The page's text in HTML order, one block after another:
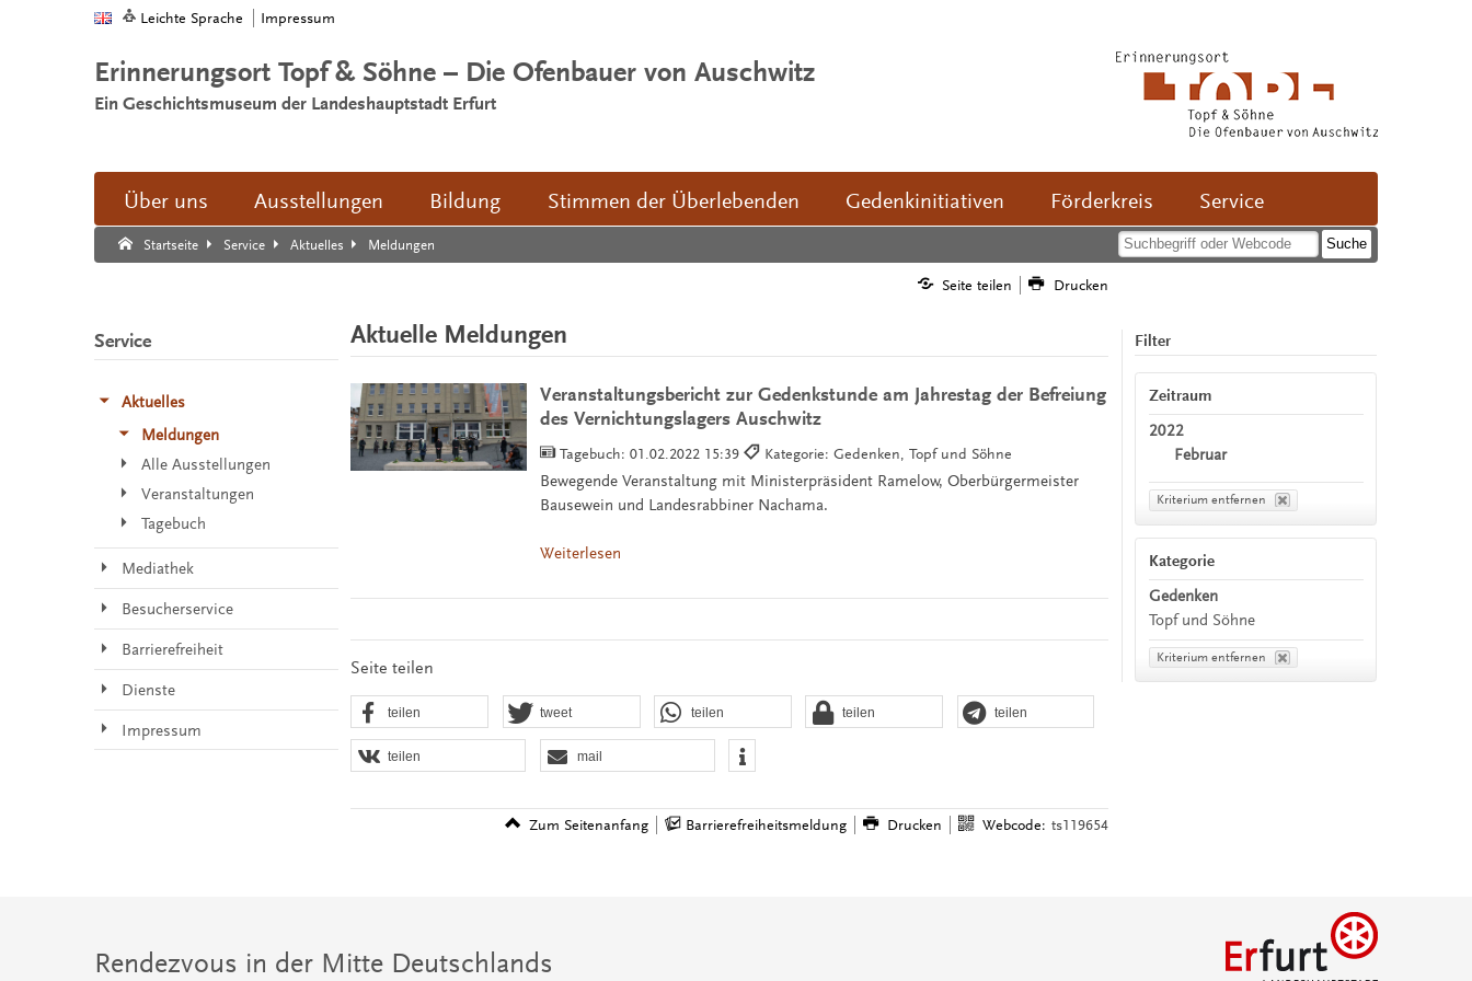
Leichte Sprache Impressum
Erinnerungsort Topf & Söhne – Die Ofenbauer von Auschwitz
Ein Geschichtsmuseum der Landeshauptstadt Erfurt
Über uns Ausstellungen Bildung Stimmen der Überlebenden Gedenkinitiativen Förderkreis Service
Startseite Service Aktuelles Meldungen
Suche:
Suche Ende.
Seite teilen Drucken
Aktuelle Meldungen
Veranstaltungsbericht zur Gedenkstunde am Jahrestag der Befreiung
des Vernichtungslagers Auschwitz
Tagebuch:01.02.2022 15:39 Kategorie: Gedenken, Topf und Söhne
Bewegende Veranstaltung mit Ministerpräsident Ramelow, Oberbürgermeister
Bausewein und Landesrabbiner Nachama.
Weiterlesen
Seite teilen
teilen tweet teilen teilen teilen
teilen mail
Zum Seitenanfang Barrierefreiheitsmeldung Drucken Webcode: ts119654
Filter
Zeitraum
2022
Februar
Kriterium entfernen
Kategorie
Gedenken
Topf und Söhne
Kriterium entfernen
Service
Aktuelles
Meldungen
Alle Ausstellungen
Veranstaltungen
Tagebuch
Mediathek
Besucherservice
Barrierefreiheit
Dienste
Impressum
Rendezvous in der Mitte Deutschlands